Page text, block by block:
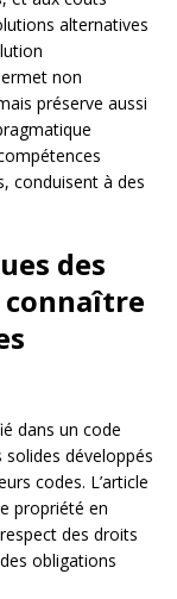
alternatives
non
préserve aussi
conduisent à des
des
connaître
dans un code
solides développés
codes. L’article
propriété en
des droits
obligations